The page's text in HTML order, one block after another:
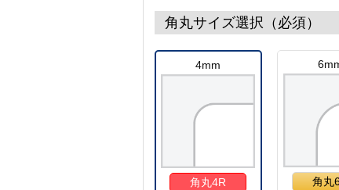
角丸サイズ選択（必須）
4mm
角丸4R 角丸